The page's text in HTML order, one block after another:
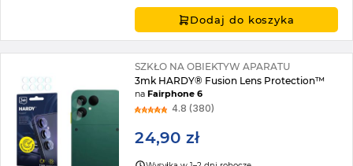
Dodaj do koszyka
SZKŁO NA OBIEKTYW APARATU
3mk HARDY® Fusion Lens Protection™
naFairphone 6
4.8 (380)
24,90 zł